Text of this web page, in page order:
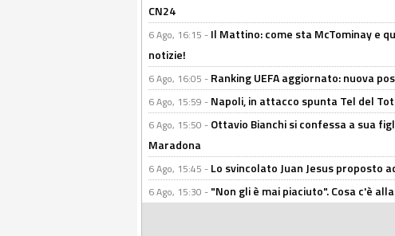
CN24
6 Ago, 16:15 - Il Mattino: come sta McTominay e
notizie!
6 Ago, 16:05 - Ranking UEFA aggiornato: nuova
6 Ago, 15:59 - Napoli, in attacco spunta Tel del
6 Ago, 15:50 - Ottavio Bianchi si confessa a sua
Maradona
6 Ago, 15:45 - Lo svincolato Juan Jesus proposto
6 Ago, 15:30 - "Non gli è mai piaciuto". Cosa c'è